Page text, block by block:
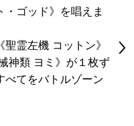
・ゴッド》を唱えま
霊左機 コットン》
神類 ヨミ》が１枚ず
べてをバトルゾーン